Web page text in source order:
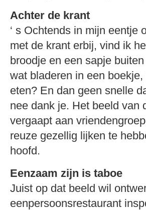
Achter de krant
‘ s Ochtends in mijn eentje
met de krant erbij, vind ik
broodje en een sapje
wat bladeren in een
eten? En dan geen snelle
nee dank je. Het beeld van
vergaapt aan
reuze gezellig lijken te
hoofd.
Eenzaam zijn is taboe
Juist op dat beeld wil
eenpersoonsrestaurant